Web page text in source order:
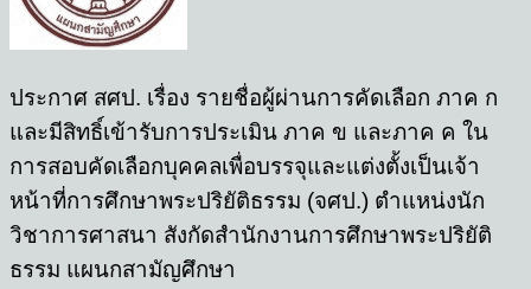
ประกาศ สศป. เรื่อง รายชื่อผู้ผ่านการคัดเลือก ภาค ก
และมีสิทธิ์เข้ารับการประเมิน ภาค ข และภาค ค ใน
การสอบคัดเลือกบุคคลเพื่อบรรจุและแต่งตั้งเป็นเจ้า
หน้าที่การศึกษาพระปริยัติธรรม (จศป.) ตำแหน่งนัก
วิชาการศาสนา สังกัดสำนักงานการศึกษาพระปริยัติ
ธรรม แผนกสามัญศึกษา